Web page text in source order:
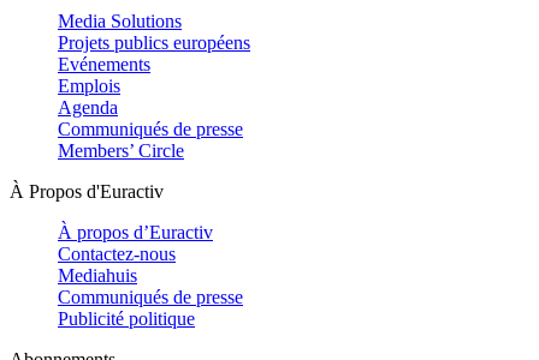
Media Solutions
Projets publics européens
Evénements
Emplois
Agenda
Communiqués de presse
Members’ Circle
À Propos d'Euractiv
À propos d’Euractiv
Contactez-nous
Mediahuis
Communiqués de presse
Publicité politique